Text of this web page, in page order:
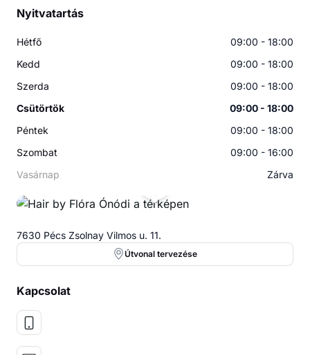
Nyitvatartás
Hétfő
09:00 - 18:00
Kedd
09:00 - 18:00
Szerda
09:00 - 18:00
Csütörtök
09:00 - 18:00
Péntek
09:00 - 18:00
Szombat
09:00 - 16:00
Vasárnap
Zárva
7630 Pécs Zsolnay Vilmos u. 11.
Útvonal tervezése
Kapcsolat